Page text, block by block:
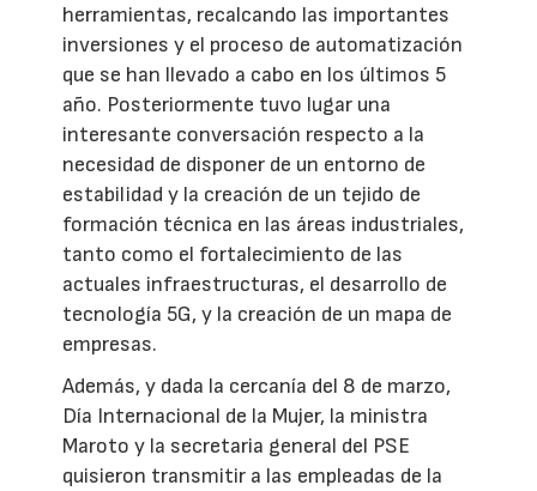
herramientas, recalcando las importantes
inversiones y el proceso de automatización
que se han llevado a cabo en los últimos 5
año. Posteriormente tuvo lugar una
interesante conversación respecto a la
necesidad de disponer de un entorno de
estabilidad y la creación de un tejido de
formación técnica en las áreas industriales,
tanto como el fortalecimiento de las
actuales infraestructuras, el desarrollo de
tecnología 5G, y la creación de un mapa de
empresas.
Además, y dada la cercanía del 8 de marzo,
Día Internacional de la Mujer, la ministra
Maroto y la secretaria general del PSE
quisieron transmitir a las empleadas de la